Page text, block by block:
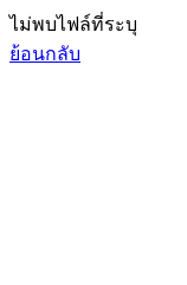
ไม่พบไฟล์ที่ระบุ
ย้อนกลับ